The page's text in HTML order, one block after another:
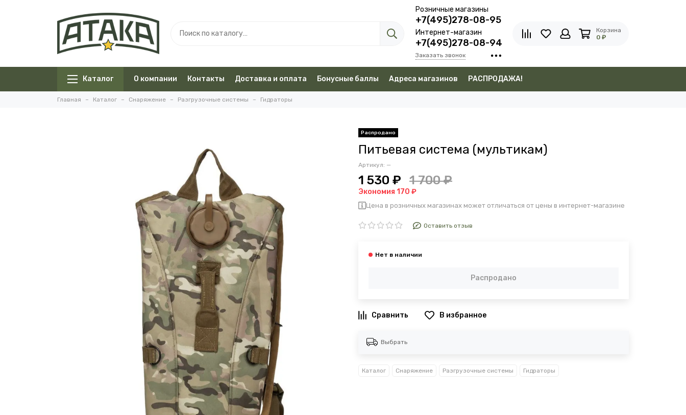
Розничные магазины
+7(495)278-08-95
Интернет-магазин
+7(495)278-08-94
Заказать звонок
Корзина
0 ₽
Каталог О компании Контакты Доставка и оплата Бонусные баллы Адреса магазинов РАСПРОДАЖА!
Главная Каталог Снаряжение Разгрузочные системы Гидраторы
Питьевая система (мультикам)
Артикул: —
1 530 ₽ 1 700 ₽
Экономия 170 ₽
Цена в розничных магазинах может отличаться от цены в интернет-магазине
Оставить отзыв
Распродано
В избранное
Выбрать
Каталог Снаряжение Разгрузочные системы Гидраторы